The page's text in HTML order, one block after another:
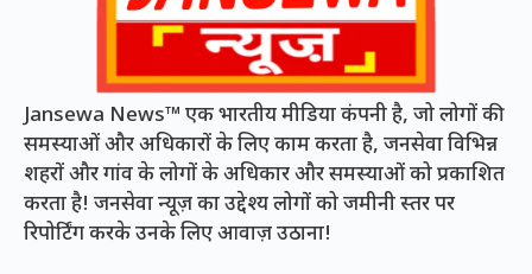
Jansewa News™ एक भारतीय मीडिया कंपनी है, जो लोगों की
समस्याओं और अधिकारों के लिए काम करता है, जनसेवा विभिन्न
शहरों और गांव के लोगों के अधिकार और समस्याओं को प्रकाशित
करता है! जनसेवा न्यूज़ का उद्देश्य लोगों को जमीनी स्तर पर
रिपोर्टिंग करके उनके लिए आवाज़ उठाना!